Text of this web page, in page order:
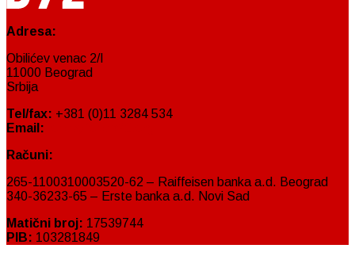
Adresa:
Obilićev venac 2/I
11000 Beograd
Srbija
Tel/fax: +381 (0)11 3284 534
Email:
Računi:
265-1100310003520-62 – Raiffeisen banka a.d. Beograd
340-36233-65 – Erste banka a.d. Novi Sad
Matični broj: 17539744
PIB: 103281849